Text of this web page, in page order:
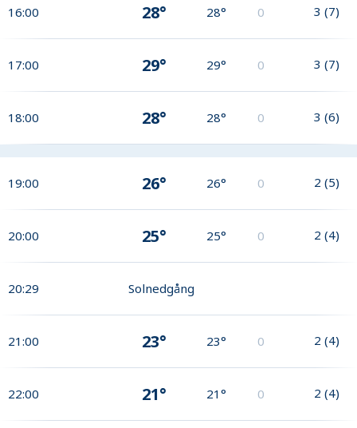
16:00 28° 28° 0 3 (7)
17:00 29° 29° 0 3 (7)
18:00 28° 28° 0 3 (6)
19:00 26° 26° 0 2 (5)
20:00 25° 25° 0 2 (4)
20:29 Solnedgång
21:00 23° 23° 0 2 (4)
22:00 21° 21° 0 2 (4)